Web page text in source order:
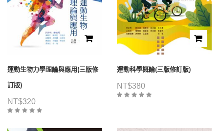
運動生物力學理論與應用(三版修
訂版)
NT$320
運動科學概論(三版修訂版)
NT$380